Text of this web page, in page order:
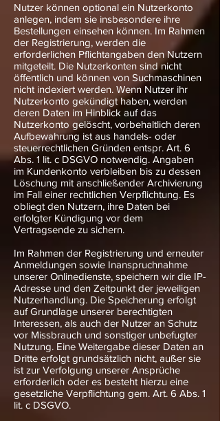
Nutzer können optional ein Nutzerkonto
anlegen, indem sie insbesondere ihre
Bestellungen einsehen können. Im Rahmen
der Registrierung, werden die
erforderlichen Pflichtangaben den Nutzern
mitgeteilt. Die Nutzerkonten sind nicht
öffentlich und können von Suchmaschinen
nicht indexiert werden. Wenn Nutzer ihr
Nutzerkonto gekündigt haben, werden
deren Daten im Hinblick auf das
Nutzerkonto gelöscht, vorbehaltlich deren
Aufbewahrung ist aus handels- oder
steuerrechtlichen Gründen entspr. Art. 6
Abs. 1 lit. c DSGVO notwendig. Angaben
im Kundenkonto verbleiben bis zu dessen
Löschung mit anschließender Archivierung
im Fall einer rechtlichen Verpflichtung. Es
obliegt den Nutzern, ihre Daten bei
erfolgter Kündigung vor dem
Vertragsende zu sichern.
Im Rahmen der Registrierung und erneuter
Anmeldungen sowie Inanspruchnahme
unserer Onlinedienste, speichern wir die IP-
Adresse und den Zeitpunkt der jeweiligen
Nutzerhandlung. Die Speicherung erfolgt
auf Grundlage unserer berechtigten
Interessen, als auch der Nutzer an Schutz
vor Missbrauch und sonstiger unbefugter
Nutzung. Eine Weitergabe dieser Daten an
Dritte erfolgt grundsätzlich nicht, außer sie
ist zur Verfolgung unserer Ansprüche
erforderlich oder es besteht hierzu eine
gesetzliche Verpflichtung gem. Art. 6 Abs. 1
lit. c DSGVO.